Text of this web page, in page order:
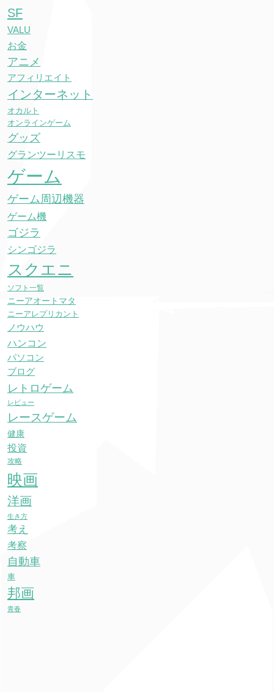
SF
VALU
お金
アニメ
アフィリエイト
インターネット
オカルト
オンラインゲーム
グッズ
グランツーリスモ
ゲーム
ゲーム周辺機器
ゲーム機
ゴジラ
シンゴジラ
スクエニ
ソフト一覧
ニーアオートマタ
ニーアレプリカント
ノウハウ
ハンコン
パソコン
ブログ
レトロゲーム
レビュー
レースゲーム
健康
投資
攻略
映画
洋画
生き方
考え
考察
自動車
車
邦画
青春